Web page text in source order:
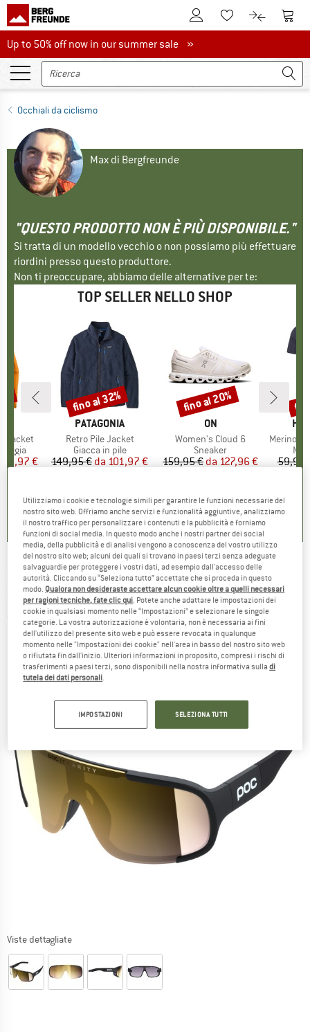
Al conto clienteAlla lista
Al Al
Up to 50% off now in our summer sale
Up to 50% off now in our summer sale »
Occhiali da ciclismo
Max di Bergfreunde
"QUESTO PRODOTTO NON È PIÙ DISPONIBILE."
Si tratta di un modello vecchio o non possiamo più effettuare
riordini presso questo produttore.
Non ti preoccupare, abbiamo delle alternative per te:
TOP SELLER NELLO SHOP
Jacket
ridotto
€
)
MARCHIO
PATAGONIA
Articolo
Retro Pile Jacket
Gruppo di prodotti
Giacca in pile
Prezzo
149,95 € Prezzo ridotto
da 101,97 €
4,6(71)
Sconto
fino al 32%
MARCHIO
ON
Articolo
Women's Cloud 6
Gruppo di prodotti
Sneaker
Prezzo
159,95 € Prezzo ridotto
da 127,96 €
4,7(48)
Sconto
fino al 20%
Articolo
MerinoMix150
59,95
POC -Aspire Mid Cat. 2 VLT 26% - Occhiali da
ciclismo
(0)
Viste dettagliate
Utilizziamo i cookie e tecnologie simili per garantire le funzioni necessarie del
nostro sito web. Offriamo anche servizi e funzionalità aggiuntive, analizziamo
il nostro traffico per personalizzare i contenuti e la pubblicità e forniamo
funzioni di social media. In questo modo anche i nostri partner dei social
media, della pubblicità e di analisi vengono a conoscenza del vostro utilizzo
del nostro sito web; alcuni dei quali si trovano in paesi terzi senza adeguate
salvaguardie per proteggere i vostri dati, ad esempio dall'accesso delle
autorità. Cliccando su “Seleziona tutto” accettate che si proceda in questo
modo. Qualora non desideraste accettare alcun cookie oltre a quelli necessari
per ragioni tecniche, fate clic qui . Potete anche adattare le impostazioni dei
cookie in qualsiasi momento nelle “Impostazioni” e selezionare le singole
categorie. La vostra autorizzazione è volontaria, non è necessaria ai fini
dell'utilizzo del presente sito web e può essere revocata in qualunque
momento nelle "Impostazioni dei cookie" nell'area in basso del nostro sito web
o rifiutata fin dall'inizio. Ulteriori informazioni in proposito, compresi i rischi di
trasferimenti a paesi terzi, sono disponibili nella nostra informativa sulladi
tutela dei dati personali
IMPOSTAZIONI SELEZIONA TUTTI